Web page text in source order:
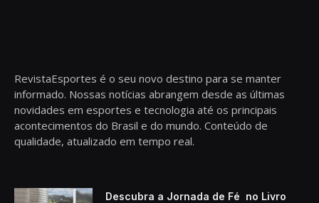
RevistaEsportes é o seu novo destino para se manter
informado. Nossas notícias abrangem desde as últimas
novidades em esportes e tecnologia até os principais
acontecimentos do Brasil e do mundo. Conteúdo de
qualidade, atualizado em tempo real.
Descubra a Jornada de Fé no Livro